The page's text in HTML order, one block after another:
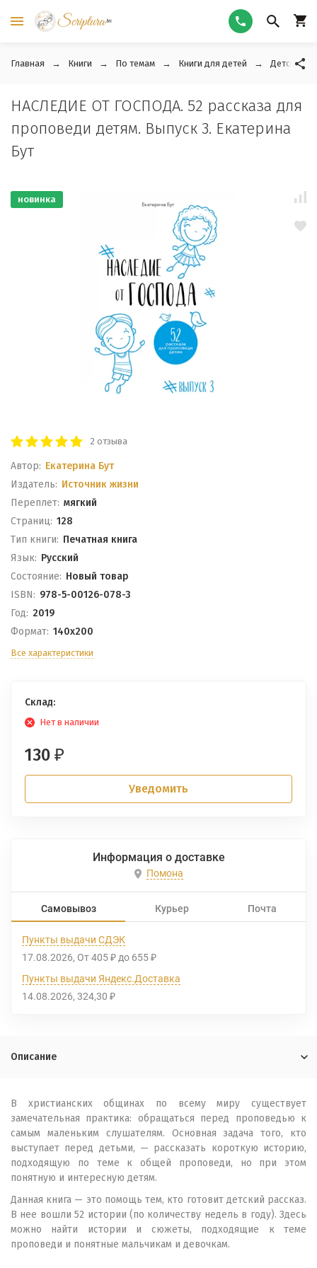
Главная Книги По темам Книги для детей Детские
НАСЛЕДИЕ ОТ ГОСПОДА. 52 рассказа для
проповеди детям. Выпуск 3. Екатерина
Бут
новинка
2 отзыва
Автор: Екатерина Бут
Издатель: Источник жизни
Переплет: мягкий
Cтраниц: 128
Тип книги: Печатная книга
Язык: Русский
Состояние: Новый товар
ISBN: 978-5-00126-078-3
Год: 2019
Формат: 140х200
Все характеристики
Склад:
Нет в наличии
130 ₽
Уведомить
Информация о доставке
Помона
Самовывоз Курьер Почта
Пункты выдачи СДЭК
17.08.2026 От 405 ₽ до 655 ₽
Пункты выдачи Яндекс.Доставка
14.08.2026 324,30 ₽
Описание
В христианских общинах по всему миру существует
замечательная практика: обращаться перед проповедью к
самым маленьким слушателям. Основная задача того, кто
выступает перед детьми, — рассказать короткую историю,
подходящую по теме к общей проповеди, но при этом
понятную и интересную детям.
Данная книга — это помощь тем, кто готовит детский рассказ.
В нее вошли 52 истории (по количеству недель в году). Здесь
можно найти истории и сюжеты, подходящие к теме
проповеди и понятные мальчикам и девочкам.